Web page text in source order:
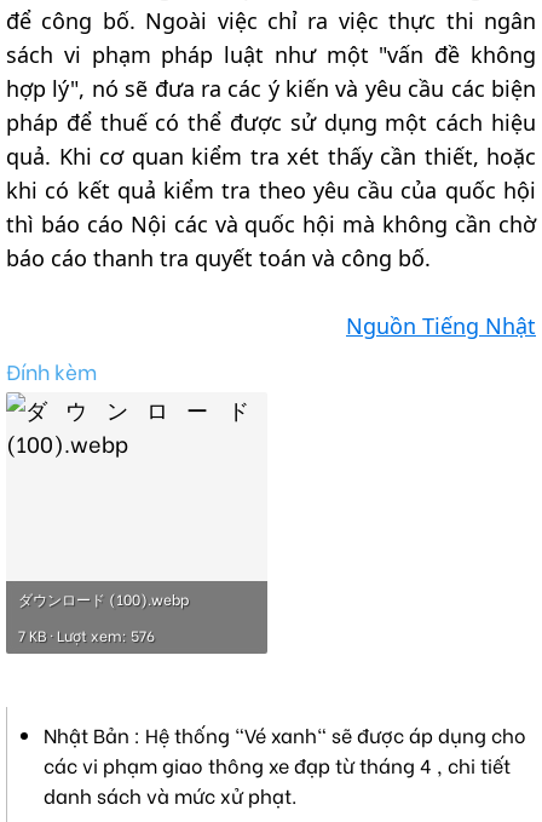
để công bố. Ngoài việc chỉ ra việc thực thi ngân
sách vi phạm pháp luật như một "vấn đề không
hợp lý", nó sẽ đưa ra các ý kiến và yêu cầu các biện
pháp để thuế có thể được sử dụng một cách hiệu
quả. Khi cơ quan kiểm tra xét thấy cần thiết, hoặc
khi có kết quả kiểm tra theo yêu cầu của quốc hội
thì báo cáo Nội các và quốc hội mà không cần chờ
báo cáo thanh tra quyết toán và công bố.
Nguồn Tiếng Nhật
Đính kèm
ダウンロード (100).webp
7 KB · Lượt xem: 576
Nhật Bản : Hệ thống "Vé xanh" sẽ được áp dụng cho
các vi phạm giao thông xe đạp từ tháng 4 , chi tiết
danh sách và mức xử phạt.